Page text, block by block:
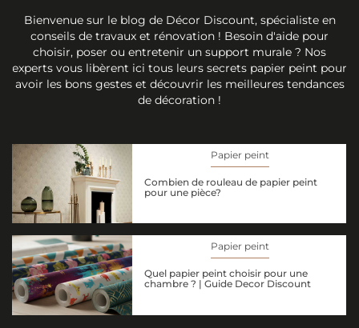
Bienvenue sur le blog de Décor Discount, spécialiste en
conseils de travaux et rénovation ! Besoin d'aide pour
choisir, poser ou entretenir un support murale ? Nos
experts vous libèrent ici tous leurs secrets papier peint pour
avoir les bons gestes et découvrir les meilleures tendances
de décoration !
Papier peint
Combien de rouleau de papier peint
pour une pièce?
Papier peint
Quel papier peint choisir pour une
chambre ? | Guide Decor Discount